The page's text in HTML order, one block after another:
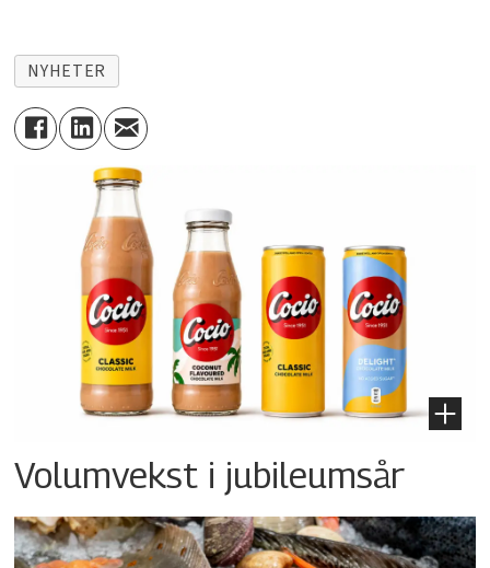
NYHETER
Volumvekst i jubileumsår